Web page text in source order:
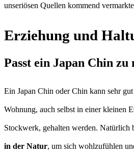
unseriösen Quellen kommend
Erziehung und
Passt ein Japan Chin zu
Ein Japan Chin oder Chin kann sehr
Wohnung, auch selbst in einer kleinen
Stockwerk, gehalten werden. Natürlich
in der Natur, um sich wohlzufühlen